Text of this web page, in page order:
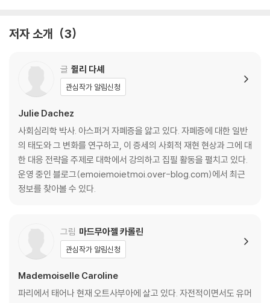
저자 소개 3
글 쥘리 다셰
관심작가 알림신청
Julie Dachez
사회심리학 박사. 아스퍼거 자폐증을 앓고 있다. 자폐증에 대한 일반
의 태도와 그 변화를 연구하고, 이 증세의 사회적 재현 현상과 그에 대
한 대응 전략을 주제로 대학에서 강의하고 집필 활동을 펼치고 있다.
운영 중인 블로그(emoiemoietmoi.over-blog.com)에서 최근
정보를 찾아볼 수 있다.
그림 마드무아젤 카롤린
관심작가 알림신청
Mademoiselle Caroline
파리에서 태어나 현재 오트사부아에 살고 있다. 자전적이면서도 유머